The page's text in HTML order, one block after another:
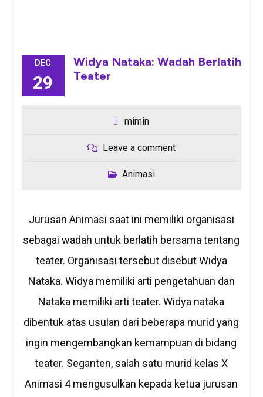
DEC
29
Widya Nataka: Wadah Berlatih
Teater
mimin
Leave a comment
Animasi
Jurusan Animasi saat ini memiliki organisasi
sebagai wadah untuk berlatih bersama tentang
teater. Organisasi tersebut disebut Widya
Nataka. Widya memiliki arti pengetahuan dan
Nataka memiliki arti teater. Widya nataka
dibentuk atas usulan dari beberapa murid yang
ingin mengembangkan kemampuan di bidang
teater. Seganten, salah satu murid kelas X
Animasi 4 mengusulkan kepada ketua jurusan